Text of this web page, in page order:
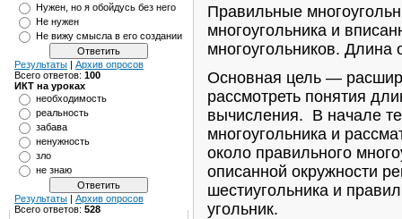
Нужен, но я обойдусь без него
Не нужен
Не вижу смысла в его создании
Результаты | Архив опросов
Всего ответов: 100
ИКТ на уроках
необходимость
реальность
забава
ненужность
зло
не знаю
Результаты | Архив опросов
Всего ответов: 528
Правильные
многоугольника и
многоугольников. Длина
Основная цель —
рассмотреть понятия
вычисления. В начале
многоугольника и
около правильного
описанной окружности
шестиугольника и
угольник.